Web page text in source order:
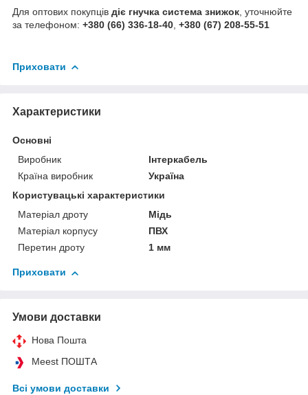
Для оптових покупців діє гнучка система знижок , уточнюйте
за телефоном: +380 (66) 336-18-40 +380 (67) 208-55-51
Приховати
Характеристики
Основні
Виробник
Інтеркабель
Країна виробник
Україна
Користувацькі характеристики
Матеріал дроту
Мідь
Матеріал корпусу
ПВХ
Перетин дроту
1 мм
Приховати
Умови доставки
Нова Пошта
Meest ПОШТА
Всі умови доставки